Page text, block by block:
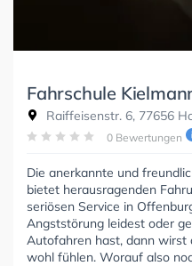
Fahrschule
Raiffeisenstr. 6, 77656
0 Bewertungen
Die anerkannte und
bietet herausragenden
seriösen Service in
Angststörung leidest oder
Autofahren hast, dann wirst
wohl fühlen. Worauf also